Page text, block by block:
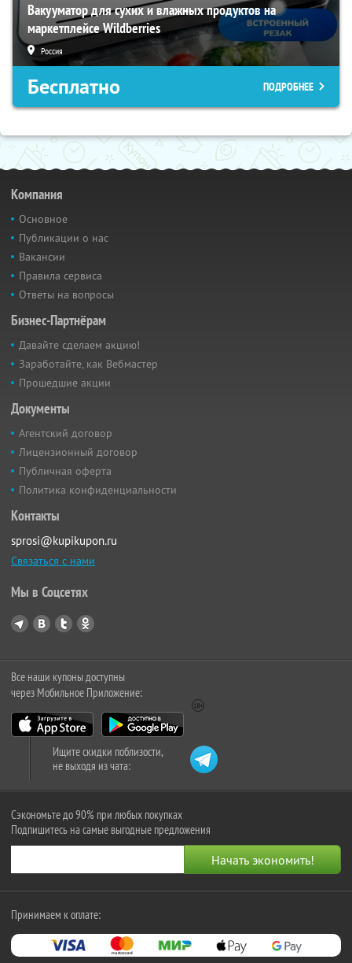
Вакууматор для сухих и влажных продуктов на
маркетплейсе Wildberries
Россия
Бесплатно ПОДРОБНЕЕ
Компания
Основное
Публикации о нас
Вакансии
Правила сервиса
Ответы на вопросы
Бизнес-Партнёрам
Давайте сделаем акцию!
Заработайте, как Вебмастер
Прошедшие акции
Документы
Агентский договор
Лицензионный договор
Публичная оферта
Политика конфиденциальности
Контакты
sprosi@kupikupon.ru
Связаться с нами
Мы в Соцсетях
Все наши купоны доступны
через Мобильное Приложение:
Ищите скидки поблизости,
не выходя из чата:
Сэкономьте до 90% при любых покупках
Подпишитесь на самые выгодные предложения
Принимаем к оплате: